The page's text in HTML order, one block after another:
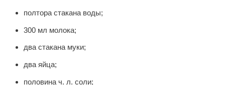
полтора стакана воды;
300 мл молока;
два стакана муки;
два яйца;
половина ч. л. соли;